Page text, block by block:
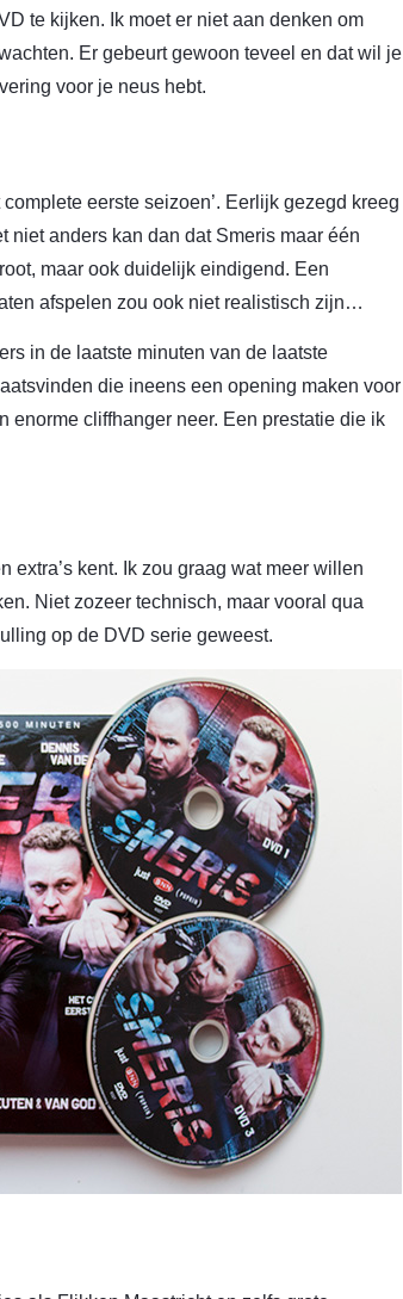
te kijken. Ik moet er niet aan denken om
Er gebeurt gewoon teveel en dat wil je
voor je neus hebt.
eerste seizoen’. Eerlijk gezegd kreeg
niet anders kan dan dat Smeris maar één
maar ook duidelijk eindigend. Een
afspelen zou ook niet realistisch zijn…
in de laatste minuten van de laatste
die ineens een opening maken voor
enorme cliffhanger neer. Een prestatie die ik
extra’s kent. Ik zou graag wat meer willen
Niet zozeer technisch, maar vooral qua
op de DVD serie geweest.